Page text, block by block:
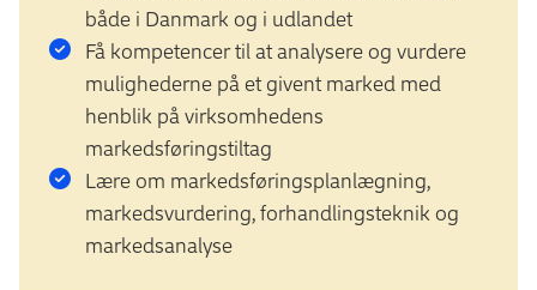
både i Danmark og i udlandet
Få kompetencer til at analysere og vurdere
mulighederne på et givent marked med
henblik på virksomhedens
markedsføringstiltag
Lære om markedsføringsplanlægning,
markedsvurdering, forhandlingsteknik og
markedsanalyse